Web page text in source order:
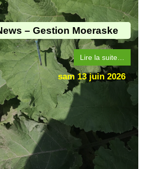
– Gestion Moeraske
Lire la suite…
sam 13 juin 2026